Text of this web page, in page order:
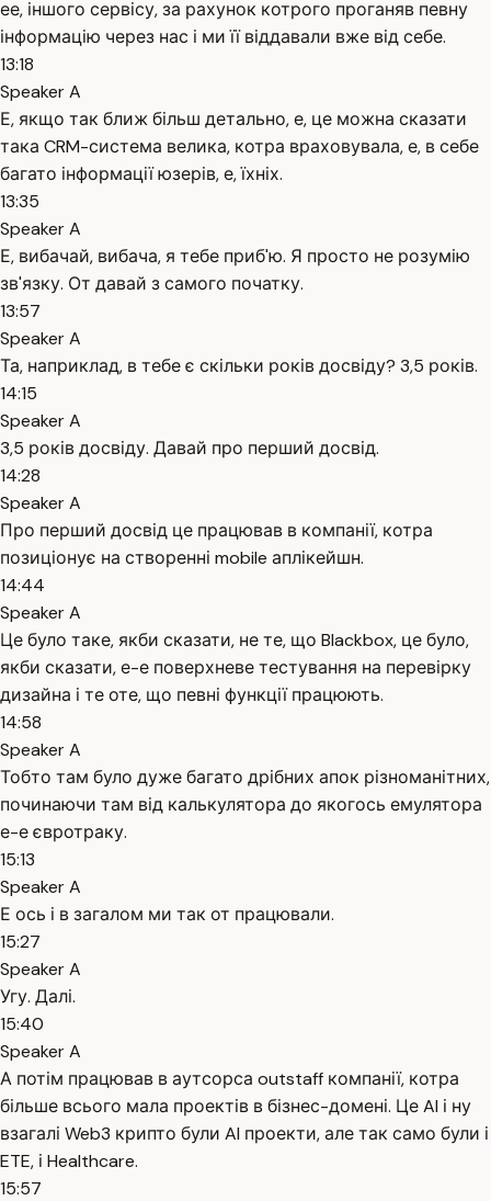
ее, іншого сервісу, за рахунок котрого проганяв певну
інформацію через нас і ми її віддавали вже від себе.
13:18
Speaker A
Е, якщо так ближ більш детально, е, це можна сказати
така CRM-система велика, котра враховувала, е, в себе
багато інформації юзерів, е, їхніх.
13:35
Speaker A
Е, вибачай, вибача, я тебе приб'ю. Я просто не розумію
зв'язку. От давай з самого початку.
13:57
Speaker A
Та, наприклад, в тебе є скільки років досвіду? 3,5 років.
14:15
Speaker A
3,5 років досвіду. Давай про перший досвід.
14:28
Speaker A
Про перший досвід це працював в компанії, котра
позиціонує на створенні mobile аплікейшн.
14:44
Speaker A
Це було таке, якби сказати, не те, що Blackbox, це було,
якби сказати, е-е поверхневе тестування на перевірку
дизайна і те оте, що певні функції працюють.
14:58
Speaker A
Тобто там було дуже багато дрібних апок різноманітних,
починаючи там від калькулятора до якогось емулятора
е-е євротраку.
15:13
Speaker A
Е ось і в загалом ми так от працювали.
15:27
Speaker A
Угу. Далі.
15:40
Speaker A
А потім працював в аутсорса outstaff компанії, котра
більше всього мала проектів в бізнес-домені. Це AI і ну
взагалі Web3 крипто були AI проекти, але так само були і
ETE, і Healthcare.
15:57